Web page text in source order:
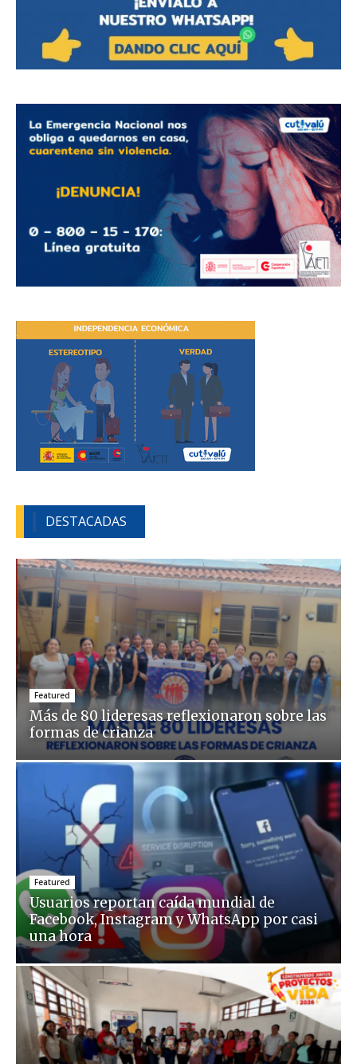
DESTACADAS
Featured
Más de 80 lideresas reflexionaron sobre las
formas de crianza
Featured
Usuarios reportan caída mundial de
Facebook, Instagram y WhatsApp por casi
una hora